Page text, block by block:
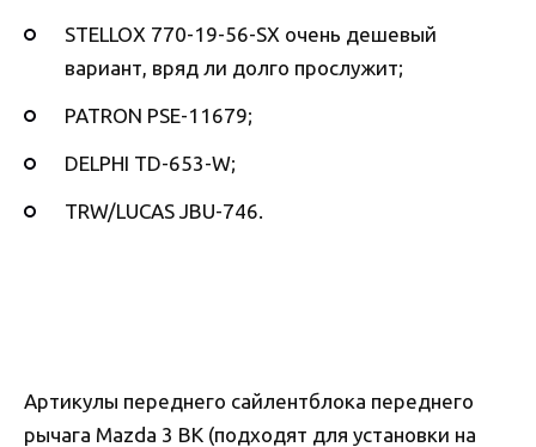
STELLOX 770-19-56-SX очень дешевый
вариант, вряд ли долго прослужит;
PATRON PSE-11679;
DELPHI TD-653-W;
TRW/LUCAS JBU-746.
Артикулы переднего сайлентблока переднего
рычага Mazda 3 BK (подходят для установки на